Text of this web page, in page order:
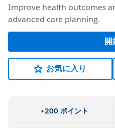
Improve health outcomes
advanced care planning.
開
お気に入り
+200 ポイント